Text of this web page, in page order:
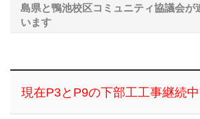
島県と鴨池校区コミュニティ協議会が
います
現在P3とP9の下部工工事継続